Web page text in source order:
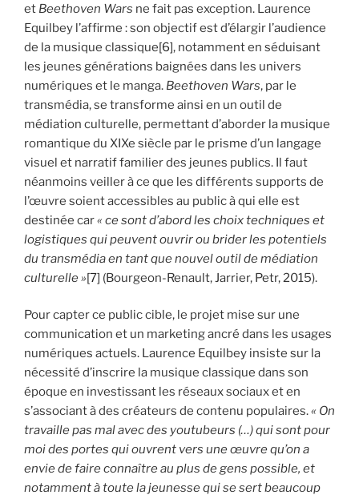
et Beethoven Wars ne fait pas exception. Laurence
Equilbey l’affirme : son objectif est d’élargir l’audience
de la musique classique[6], notamment en séduisant
les jeunes générations baignées dans les univers
numériques et le manga. Beethoven Wars, par le
transmédia, se transforme ainsi en un outil de
médiation culturelle, permettant d’aborder la musique
romantique du XIXe siècle par le prisme d’un langage
visuel et narratif familier des jeunes publics. Il faut
néanmoins veiller à ce que les différents supports de
l’œuvre soient accessibles au public à qui elle est
destinée car« ce sont d’abord les choix techniques et
logistiques qui peuvent ouvrir ou brider les potentiels
du transmédia en tant que nouvel outil de médiation
culturelle »[7] (Bourgeon-Renault, Jarrier, Petr, 2015).
Pour capter ce public cible, le projet mise sur une
communication et un marketing ancré dans les usages
numériques actuels. Laurence Equilbey insiste sur la
nécessité d’inscrire la musique classique dans son
époque en investissant les réseaux sociaux et en
s’associant à des créateurs de contenu populaires.« On
travaille pas mal avec des youtubeurs (…) qui sont pour
moi des portes qui ouvrent vers une œuvre qu’on a
envie de faire connaître au plus de gens possible, et
notamment à toute la jeunesse qui se sert beaucoup